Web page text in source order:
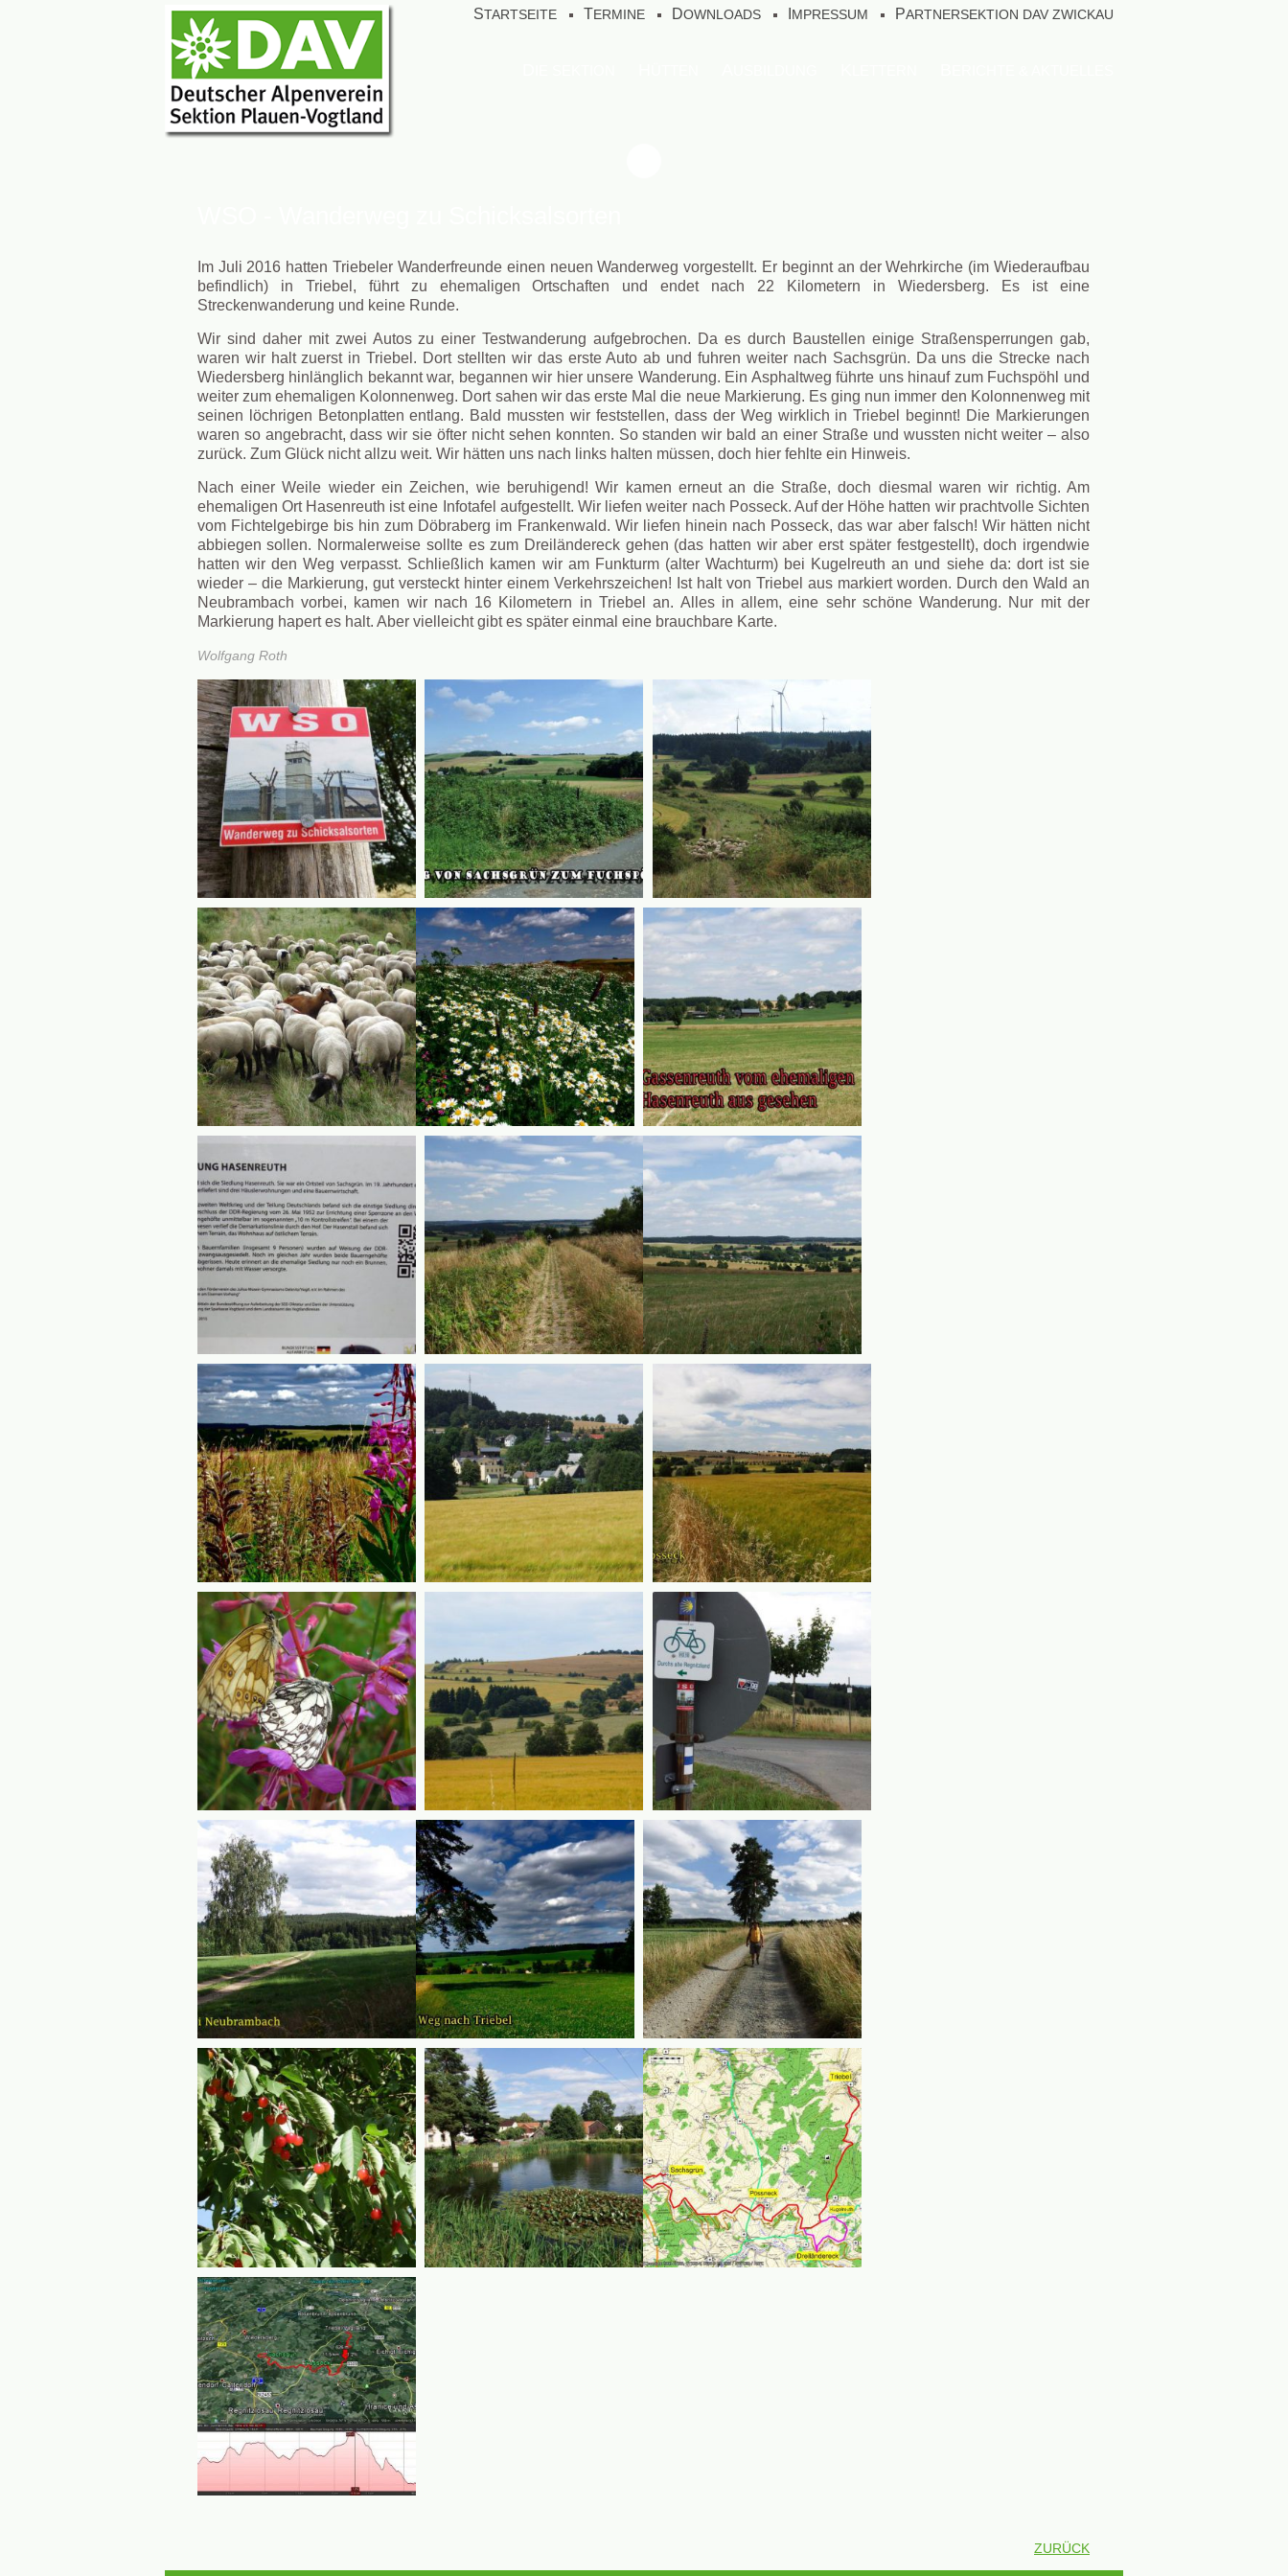
STARTSEITE TERMINE DOWNLOADS IMPRESSUM PARTNERSEKTION DAV ZWICKAU
Im Juli 2016 hatten Triebeler Wanderfreunde einen neuen Wanderweg vorgestellt. Er beginnt an der Wehrkirche (im Wiederaufbau
befindlich) in Triebel, führt zu ehemaligen Ortschaften und endet nach 22 Kilometern in Wiedersberg. Es ist eine
Streckenwanderung und keine Runde.
Wir sind daher mit zwei Autos zu einer Testwanderung aufgebrochen. Da es durch Baustellen einige Straßensperrungen gab,
waren wir halt zuerst in Triebel. Dort stellten wir das erste Auto ab und fuhren weiter nach Sachsgrün. Da uns die Strecke nach
Wiedersberg hinlänglich bekannt war, begannen wir hier unsere Wanderung. Ein Asphaltweg führte uns hinauf zum Fuchspöhl und
weiter zum ehemaligen Kolonnenweg. Dort sahen wir das erste Mal die neue Markierung. Es ging nun immer den Kolonnenweg mit
seinen löchrigen Betonplatten entlang. Bald mussten wir feststellen, dass der Weg wirklich in Triebel beginnt! Die Markierungen
waren so angebracht, dass wir sie öfter nicht sehen konnten. So standen wir bald an einer Straße und wussten nicht weiter – also
zurück. Zum Glück nicht allzu weit. Wir hätten uns nach links halten müssen, doch hier fehlte ein Hinweis.
Nach einer Weile wieder ein Zeichen, wie beruhigend! Wir kamen erneut an die Straße, doch diesmal waren wir richtig. Am
ehemaligen Ort Hasenreuth ist eine Infotafel aufgestellt. Wir liefen weiter nach Posseck. Auf der Höhe hatten wir prachtvolle Sichten
vom Fichtelgebirge bis hin zum Döbraberg im Frankenwald. Wir liefen hinein nach Posseck, das war aber falsch! Wir hätten nicht
abbiegen sollen. Normalerweise sollte es zum Dreiländereck gehen (das hatten wir aber erst später festgestellt), doch irgendwie
hatten wir den Weg verpasst. Schließlich kamen wir am Funkturm (alter Wachturm) bei Kugelreuth an und siehe da: dort ist sie
wieder – die Markierung, gut versteckt hinter einem Verkehrszeichen! Ist halt von Triebel aus markiert worden. Durch den Wald an
Neubrambach vorbei, kamen wir nach 16 Kilometern in Triebel an. Alles in allem, eine sehr schöne Wanderung. Nur mit der
Markierung hapert es halt. Aber vielleicht gibt es später einmal eine brauchbare Karte.
Wolfgang Roth
ZURÜCK